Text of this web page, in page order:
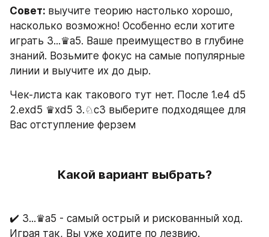
Совет: выучите теорию настолько хорошо,
насколько возможно! Особенно если хотите
играть 3...♛а5. Ваше преимущество в глубине
знаний. Возьмите фокус на самые популярные
линии и выучите их до дыр.
Чек-листа как такового тут нет. После 1.е4 d5
2.exd5 ♛xd5 3.♘c3 выберите подходящее для
Вас отступление ферзем
Какой вариант выбрать?
✔️ 3...♛а5 - самый острый и рискованный ход.
Играя так, Вы уже ходите по лезвию.